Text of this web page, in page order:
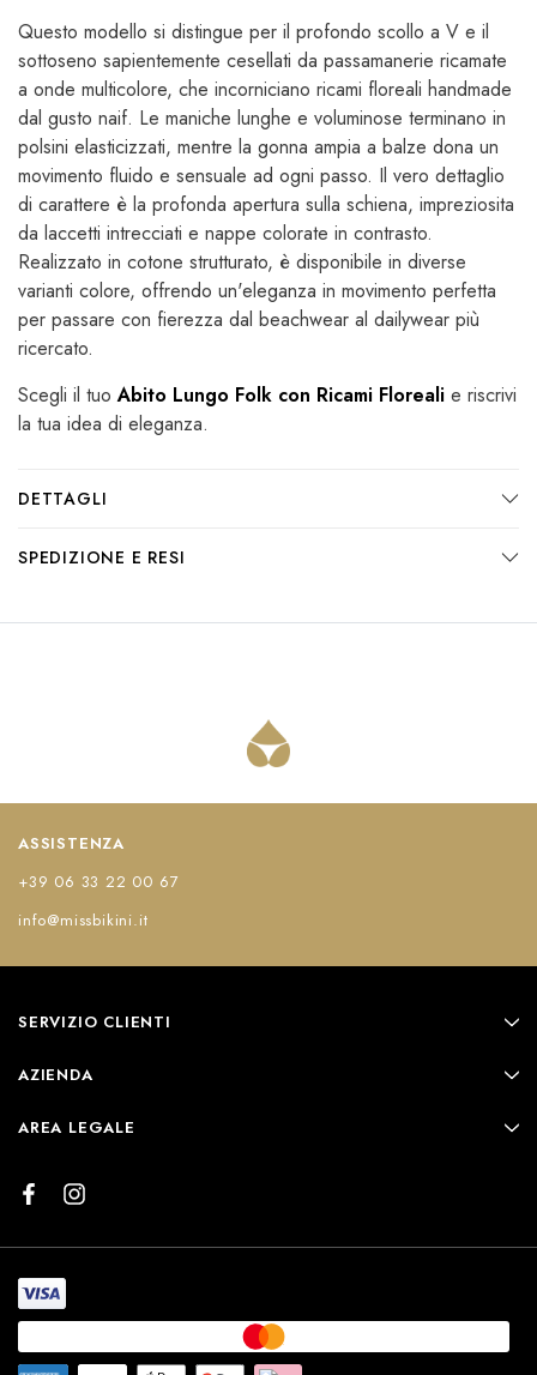
Questo modello si distingue per il profondo scollo a V e il
sottoseno sapientemente cesellati da passamanerie ricamate
a onde multicolore, che incorniciano ricami floreali handmade
dal gusto naif. Le maniche lunghe e voluminose terminano in
polsini elasticizzati, mentre la gonna ampia a balze dona un
movimento fluido e sensuale ad ogni passo. Il vero dettaglio
di carattere è la profonda apertura sulla schiena, impreziosita
da laccetti intrecciati e nappe colorate in contrasto.
Realizzato in cotone strutturato, è disponibile in diverse
varianti colore, offrendo un'eleganza in movimento perfetta
per passare con fierezza dal beachwear al dailywear più
ricercato.
Scegli il tuoAbito Lungo Folk con Ricami Floreali e riscrivi
la tua idea di eleganza.
DETTAGLI
SPEDIZIONE E RESI
ASSISTENZA
+39 06 33 22 00 67
info@missbikini.it
SERVIZIO CLIENTI
AZIENDA
AREA LEGALE